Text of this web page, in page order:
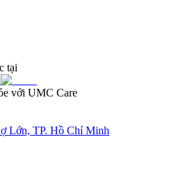
tại
với UMC Care
Lớn, TP. Hồ Chí Minh